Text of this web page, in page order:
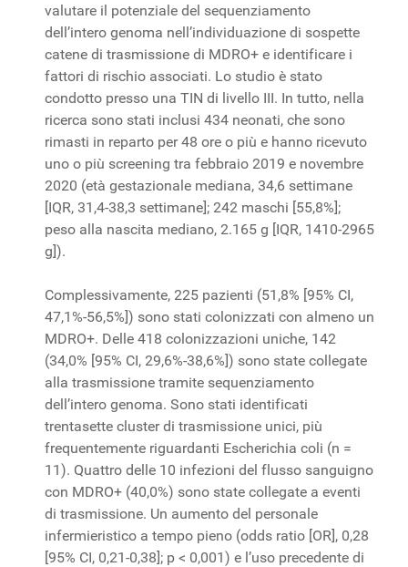
valutare il potenziale del sequenziamento
dell’intero genoma nell’individuazione di sospette
catene di trasmissione di MDRO+ e identificare i
fattori di rischio associati. Lo studio è stato
condotto presso una TIN di livello III. In tutto, nella
ricerca sono stati inclusi 434 neonati, che sono
rimasti in reparto per 48 ore o più e hanno ricevuto
uno o più screening tra febbraio 2019 e novembre
2020 (età gestazionale mediana, 34,6 settimane
[IQR, 31,4-38,3 settimane]; 242 maschi [55,8%];
peso alla nascita mediano, 2.165 g [IQR, 1410-2965
g]).
Complessivamente, 225 pazienti (51,8% [95% CI,
47,1%-56,5%]) sono stati colonizzati con almeno un
MDRO+. Delle 418 colonizzazioni uniche, 142
(34,0% [95% CI, 29,6%-38,6%]) sono state collegate
alla trasmissione tramite sequenziamento
dell’intero genoma. Sono stati identificati
trentasette cluster di trasmissione unici, più
frequentemente riguardanti Escherichia coli (n =
11). Quattro delle 10 infezioni del flusso sanguigno
con MDRO+ (40,0%) sono state collegate a eventi
di trasmissione. Un aumento del personale
infermieristico a tempo pieno (odds ratio [OR], 0,28
[95% CI, 0,21-0,38]; p < 0,001) e l’uso precedente di